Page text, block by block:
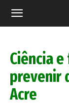
Revista
Ciência
prevenir
Acre